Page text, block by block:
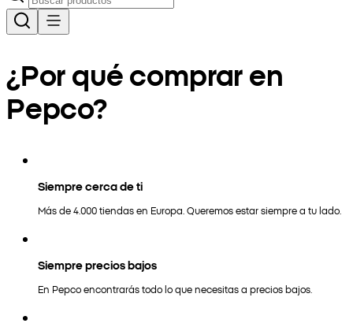
¿Por qué comprar en
Pepco?
Siempre cerca de ti
Más de 4.000 tiendas en Europa. Queremos estar siempre a tu lado.
Siempre precios bajos
En Pepco encontrarás todo lo que necesitas a precios bajos.